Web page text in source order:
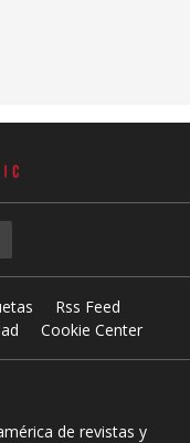
Rss Feed
Cookie Center
de revistas y